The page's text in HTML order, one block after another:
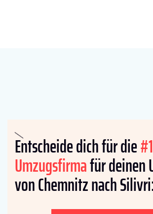
Entscheide dich für die#1
Umzugsfirmafür deinen
von Chemnitz nach